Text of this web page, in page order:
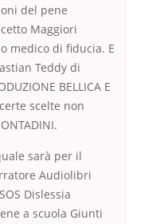
del pene
Maggiori
medico di fiducia. E
Teddy di
BELLICA E
scelte non
sarà per il
Audiolibri
Dislessia
a scuola Giunti